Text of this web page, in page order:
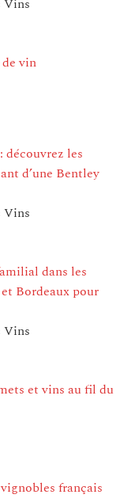
vin
les
d’une Bentley
Vins
dans les
Bordeaux pour
Vins
et vins au fil du
français